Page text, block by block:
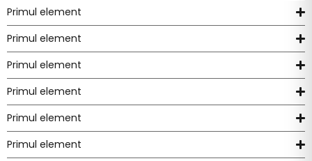
Primul element
Primul element
Primul element
Primul element
Primul element
Primul element